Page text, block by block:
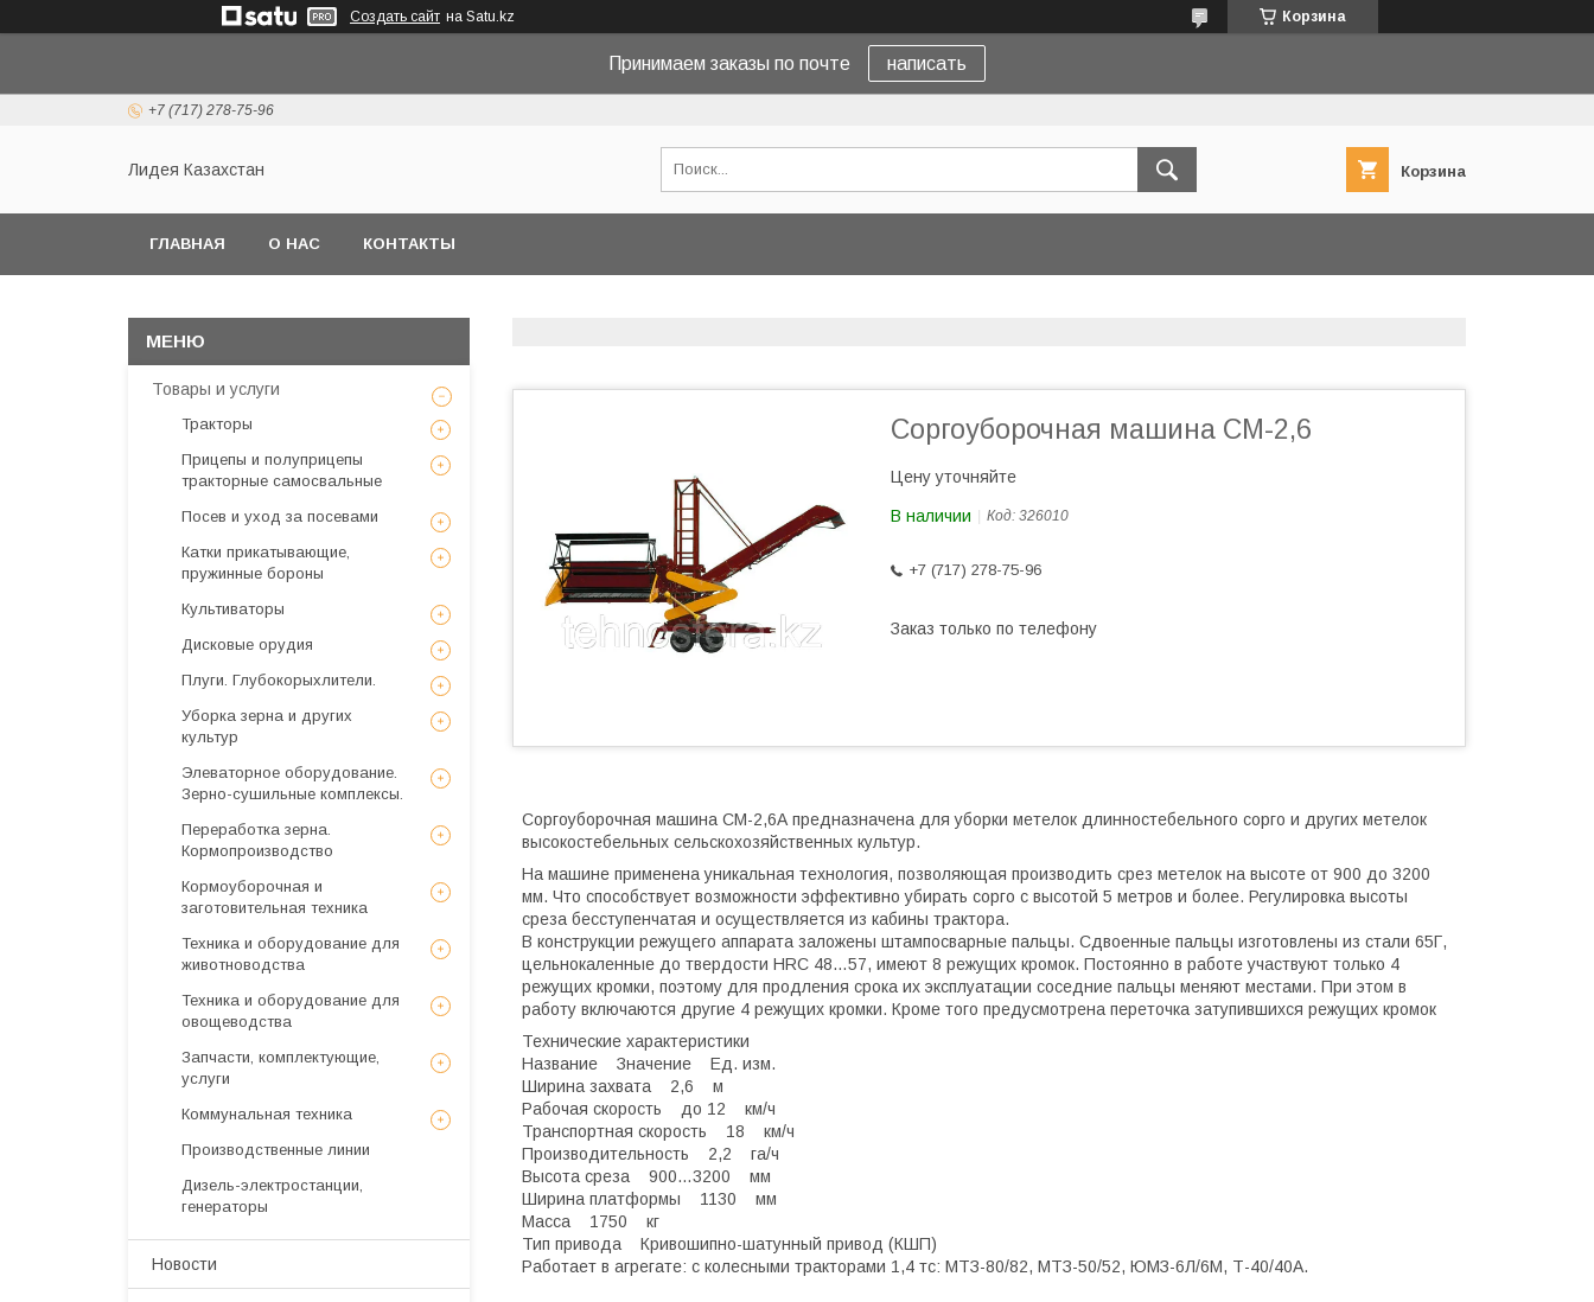
Создать сайт на Satu.kz Корзина
Принимаем заказы по почте написать
+7 (717) 278-75-96
Лидея Казахстан Корзина
ГЛАВНАЯ О НАС КОНТАКТЫ
Соргоуборочная машина СМ-2,6
Цену уточняйте
В наличии Код: 326010
+7 (717) 278-75-96
Заказ только по телефону
Соргоуборочная машина СМ-2,6А предназначена для уборки метелок длинностебельного сорго и других метелок
высокостебельных сельскохозяйственных культур.
На машине применена уникальная технология, позволяющая производить срез метелок на высоте от 900 до 3200
мм. Что способствует возможности эффективно убирать сорго с высотой 5 метров и более. Регулировка высоты
среза бесступенчатая и осуществляется из кабины трактора.
В конструкции режущего аппарата заложены штампосварные пальцы. Сдвоенные пальцы изготовлены из стали 65Г,
цельнокаленные до твердости HRC 48…57, имеют 8 режущих кромок. Постоянно в работе участвуют только 4
режущих кромки, поэтому для продления срока их эксплуатации соседние пальцы меняют местами. При этом в
работу включаются другие 4 режущих кромки. Кроме того предусмотрена переточка затупившихся режущих кромок
Технические характеристики
Название Значение Ед. изм.
Ширина захвата 2,6 м
Рабочая скорость до 12 км/ч
Транспортная скорость 18 км/ч
Производительность 2,2 га/ч
Высота среза 900…3200 мм
Ширина платформы 1130 мм
Масса 1750 кг
Тип привода Кривошипно-шатунный привод (КШП)
Работает в агрегате: c колесными тракторами 1,4 тс: МТЗ-80/82, МТЗ-50/52, ЮМЗ-6Л/6М, Т-40/40А.
Товары и услуги
Тракторы
Прицепы и полуприцепы
тракторные самосвальные
Посев и уход за посевами
Катки прикатывающие,
пружинные бороны
Культиваторы
Дисковые орудия
Плуги. Глубокорыхлители.
Уборка зерна и других
культур
Элеваторное оборудование.
Зерно-сушильные комплексы.
Переработка зерна.
Кормопроизводство
Кормоуборочная и
заготовительная техника
Техника и оборудование для
животноводства
Техника и оборудование для
овощеводства
Запчасти, комплектующие,
услуги
Коммунальная техника
Производственные линии
Дизель-электростанции,
генераторы
Новости